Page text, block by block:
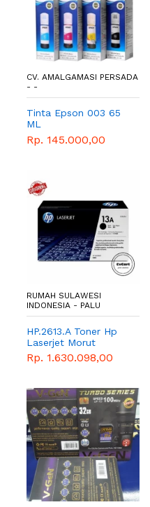
CV. AMALGAMASI PERSADA
- -
Tinta Epson 003 65
ML
Rp. 145.000,00
RUMAH SULAWESI
INDONESIA - PALU
HP.2613.A Toner Hp
Laserjet Morut
Rp. 1.630.098,00